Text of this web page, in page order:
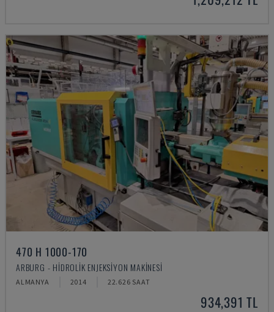
470 H 1000-170
ARBURG - HIDROLIK ENJEKSIYON MAKINESI
ALMANYA 2014 22.626 SAAT
934,391 TL